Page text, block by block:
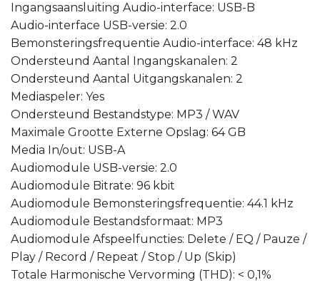
Ingangsaansluiting Audio-interface: USB-B
Audio-interface USB-versie: 2.0
Bemonsteringsfrequentie Audio-interface: 48 kHz
Ondersteund Aantal Ingangskanalen: 2
Ondersteund Aantal Uitgangskanalen: 2
Mediaspeler: Yes
Ondersteund Bestandstype: MP3 / WAV
Maximale Grootte Externe Opslag: 64 GB
Media In/out: USB-A
Audiomodule USB-versie: 2.0
Audiomodule Bitrate: 96 kbit
Audiomodule Bemonsteringsfrequentie: 44.1 kHz
Audiomodule Bestandsformaat: MP3
Audiomodule Afspeelfuncties: Delete / EQ / Pauze /
Play / Record / Repeat / Stop / Up (Skip)
Totale Harmonische Vervorming (THD): < 0,1%